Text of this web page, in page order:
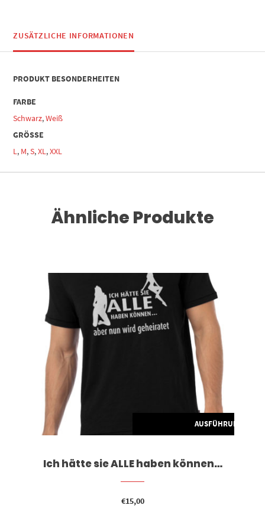
ZUSÄTZLICHE INFORMATIONEN
PRODUKT BESONDERHEITEN
FARBE
Schwarz,Weiß
GRÖSSE
L, M,S,XL,XXL
Ähnliche Produkte
AUSFÜHRUNG
Dieses Produkt weist mehrere Varianten auf. Die Optionen können auf der Produktseite gewählt werden
Ich hätte sie ALLE haben können…
€15,00